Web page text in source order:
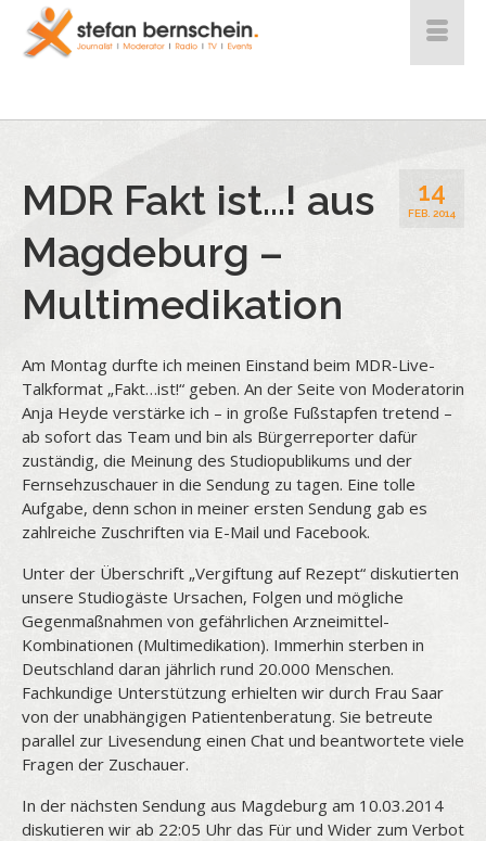
14
FEB. 2014
MDR Fakt ist…! aus
Magdeburg –
Multimedikation
Am Montag durfte ich meinen Einstand beim MDR-Live-
Talkformat „Fakt…ist!“ geben. An der Seite von Moderatorin
Anja Heyde verstärke ich – in große Fußstapfen tretend –
ab sofort das Team und bin als Bürgerreporter dafür
zuständig, die Meinung des Studiopublikums und der
Fernsehzuschauer in die Sendung zu tagen. Eine tolle
Aufgabe, denn schon in meiner ersten Sendung gab es
zahlreiche Zuschriften via E-Mail und Facebook.
Unter der Überschrift „Vergiftung auf Rezept“ diskutierten
unsere Studiogäste Ursachen, Folgen und mögliche
Gegenmaßnahmen von gefährlichen Arzneimittel-
Kombinationen (Multimedikation). Immerhin sterben in
Deutschland daran jährlich rund 20.000 Menschen.
Fachkundige Unterstützung erhielten wir durch Frau Saar
von der unabhängigen Patientenberatung. Sie betreute
parallel zur Livesendung einen Chat und beantwortete viele
Fragen der Zuschauer.
In der nächsten Sendung aus Magdeburg am 10.03.2014
diskutieren wir ab 22:05 Uhr das Für und Wider zum Verbot